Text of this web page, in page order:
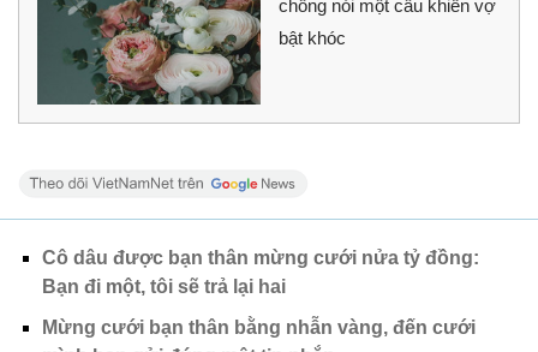
chồng nói một câu khiến vợ
bật khóc
Cô dâu được bạn thân mừng cưới nửa tỷ đồng:
Bạn đi một, tôi sẽ trả lại hai
Mừng cưới bạn thân bằng nhẫn vàng, đến cưới